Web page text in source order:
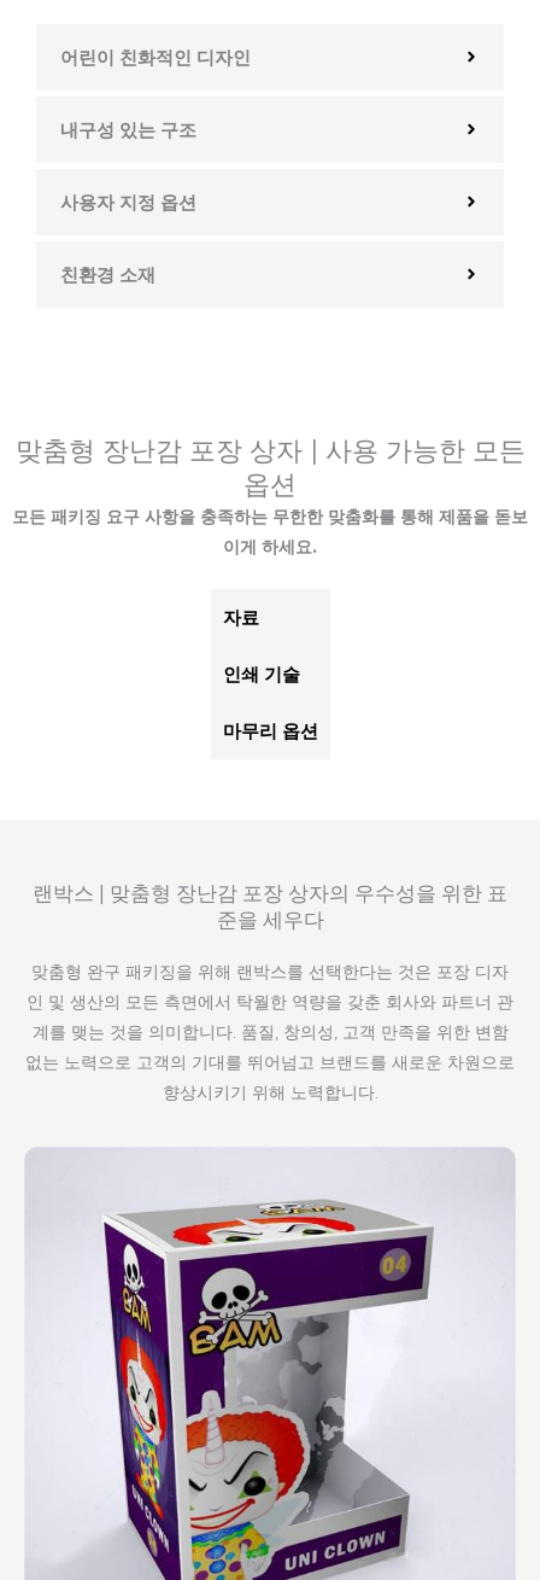
어린이 친화적인 디자인
내구성 있는 구조
사용자 지정 옵션
친환경 소재
맞춤형 장난감 포장 상자 | 사용 가능한 모든
옵션
모든 패키징 요구 사항을 충족하는 무한한 맞춤화를 통해 제품을 돋보
이게 하세요.
자료
인쇄 기술
마무리 옵션
랜박스 | 맞춤형 장난감 포장 상자의 우수성을 위한 표
준을 세우다
맞춤형 완구 패키징을 위해 랜박스를 선택한다는 것은 포장 디자
인 및 생산의 모든 측면에서 탁월한 역량을 갖춘 회사와 파트너 관
계를 맺는 것을 의미합니다. 품질, 창의성, 고객 만족을 위한 변함
없는 노력으로 고객의 기대를 뛰어넘고 브랜드를 새로운 차원으로
향상시키기 위해 노력합니다.